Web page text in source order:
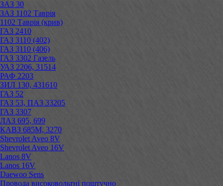
ЗАЗ 30
ЗАЗ 1102 Таврія
1102 Таврія (крив)
ГАЗ 2410
ГАЗ 3110 (402)
ГАЗ 3110 (406)
ГАЗ 3302 Газель
УАЗ 2206, 31514
РАФ 2203
ЗИЛ 130, 431610
ГАЗ 52
ГАЗ 53, ПАЗ 33205
ГАЗ 3307
ЛАЗ 695, 699
КАВЗ 685М, 3270
Shevrolet Aveo 8V
Shevrolet Aveo 16V
Lanos 8V
Lanos 16V
Daewoo Sens
Провода високовольтні поштучно